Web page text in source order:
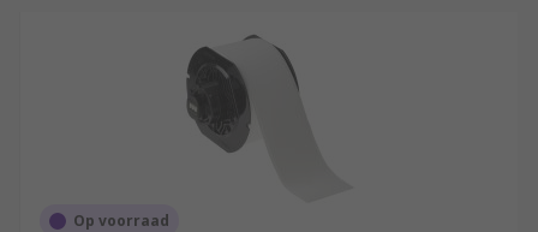
Op voorraad